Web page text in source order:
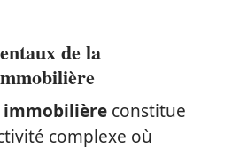
de la
immobilière constitue
complexe où